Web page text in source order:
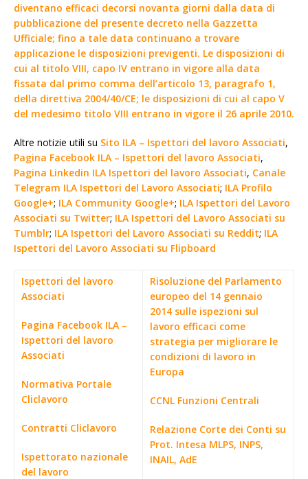
diventano efficaci decorsi novanta giorni dalla data di
pubblicazione del presente decreto nella Gazzetta
Ufficiale; fino a tale data continuano a trovare
applicazione le disposizioni previgenti. Le disposizioni di
cui al titolo VIII, capo IV entrano in vigore alla data
fissata dal primo comma dell’articolo 13, paragrafo 1,
della direttiva 2004/40/CE; le disposizioni di cui al capo V
del medesimo titolo VIII entrano in vigore il 26 aprile 2010.
Altre notizie utili su Sito ILA – Ispettori del lavoro Associati,
Pagina Facebook ILA – Ispettori del lavoro Associati,
Pagina Linkedin ILA Ispettori del lavoro Associati, Canale
Telegram ILA Ispettori del Lavoro Associati; ILA Profilo
Google+; ILA Community Google+; ILA Ispettori del Lavoro
Associati su Twitter; ILA Ispettori del Lavoro Associati su
Tumblr; ILA Ispettori del Lavoro Associati su Reddit; ILA
Ispettori del Lavoro Associati su Flipboard
Ispettori del lavoro
Associati
Pagina Facebook ILA –
Ispettori del lavoro
Associati
Normativa Portale
Cliclavoro
Contratti Cliclavoro
Ispettorato nazionale
del lavoro
Risoluzione del Parlamento
europeo del 14 gennaio
2014 sulle ispezioni sul
lavoro efficaci come
strategia per migliorare le
condizioni di lavoro in
Europa
CCNL Funzioni Centrali
Relazione Corte dei Conti su
Prot. Intesa MLPS, INPS,
INAIL, AdE